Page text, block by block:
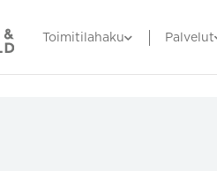
Toimitilahaku Palvelut